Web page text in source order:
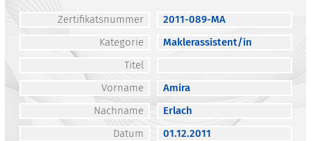
Zertifikatsnummer
2011-089-MA
Kategorie
Maklerassistent/in
Titel
Vorname
Amira
Nachname
Erlach
Datum
01.12.2011